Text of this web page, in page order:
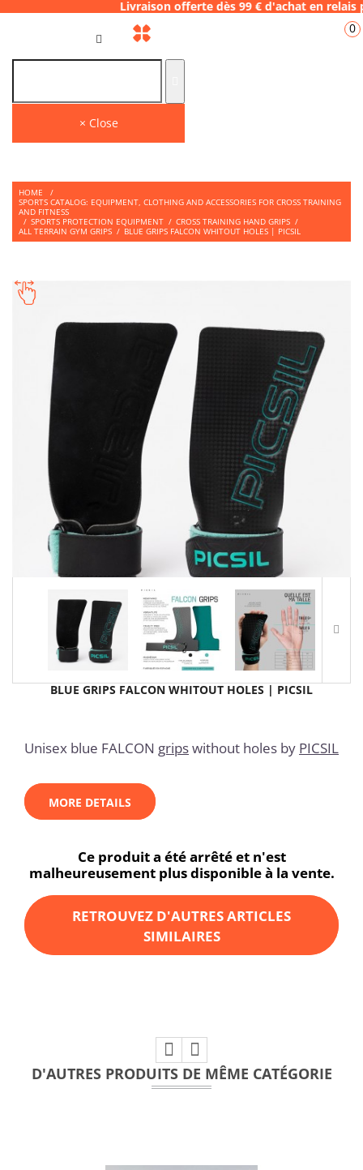
Livraison offerte dès 99 € d'achat
× Close
0
Find on our store many tips and quality products to face your WODS.
HOME
/
SPORTS CATALOG: EQUIPMENT, CLOTHING AND ACCESSORIES FOR CROSS TRAINING
AND FITNESS
/ SPORTS PROTECTION EQUIPMENT / CROSS TRAINING HAND GRIPS /
ALL TERRAIN GYM GRIPS / BLUE GRIPS FALCON WHITOUT HOLES | PICSIL
BLUE GRIPS FALCON WHITOUT HOLES | PICSIL
Unisex blue FALCON gripswithout holes by PICSIL
MORE DETAILS
Ce produit a été arrêté et n'est
malheureusement plus disponible à la vente.
RETROUVEZ D'AUTRES ARTICLES
SIMILAIRES
D'AUTRES PRODUITS DE MÊME CATÉGORIE